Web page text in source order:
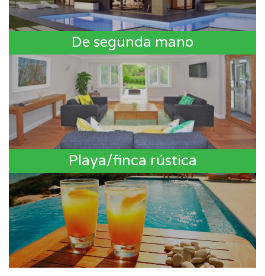
De segunda mano
Playa/finca rústica